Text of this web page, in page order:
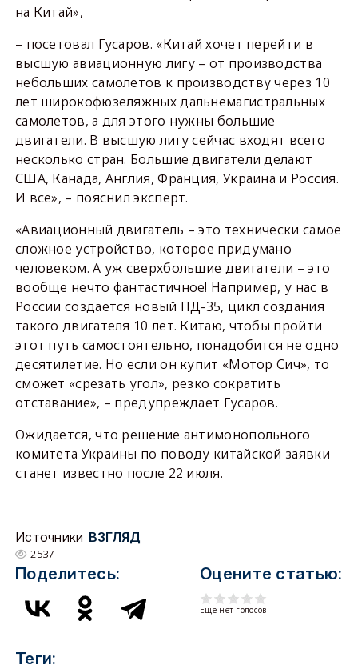
на Китай»,
– посетовал Гусаров. «Китай хочет перейти в
высшую авиационную лигу – от производства
небольших самолетов к производству через 10
лет широкофюзеляжных дальнемагистральных
самолетов, а для этого нужны большие
двигатели. В высшую лигу сейчас входят всего
несколько стран. Большие двигатели делают
США, Канада, Англия, Франция, Украина и Россия.
И все», – пояснил эксперт.
«Авиационный двигатель – это технически самое
сложное устройство, которое придумано
человеком. А уж сверхбольшие двигатели – это
вообще нечто фантастичное! Например, у нас в
России создается новый ПД-35, цикл создания
такого двигателя 10 лет. Китаю, чтобы пройти
этот путь самостоятельно, понадобится не одно
десятилетие. Но если он купит «Мотор Сич», то
сможет «срезать угол», резко сократить
отставание», – предупреждает Гусаров.
Ожидается, что решение антимонопольного
комитета Украины по поводу китайской заявки
станет известно после 22 июля.
Источники ВЗГЛЯД
2537
Поделитесь: Оцените статью:
Еще нет голосов
Теги: